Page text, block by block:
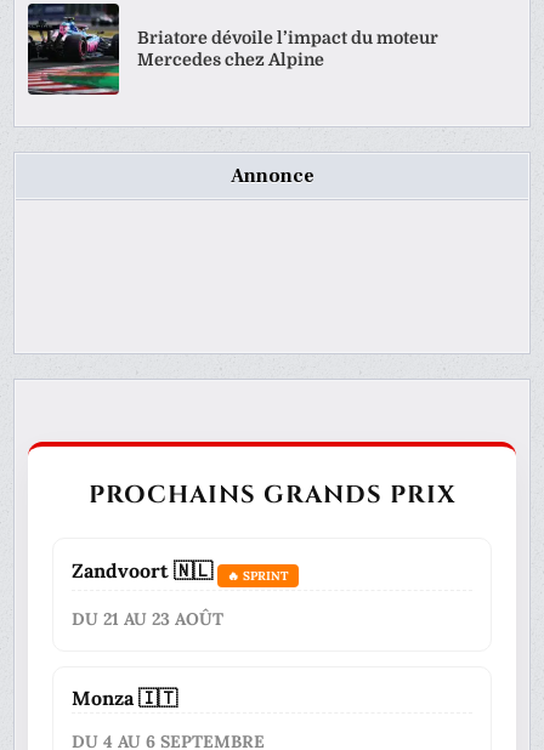
Briatore dévoile l’impact du moteur
Mercedes chez Alpine
Annonce
PROCHAINS GRANDS PRIX
Zandvoort 🇳🇱 🔥 SPRINT
DU 21 AU 23 AOÛT
Monza 🇮🇹
DU 4 AU 6 SEPTEMBRE